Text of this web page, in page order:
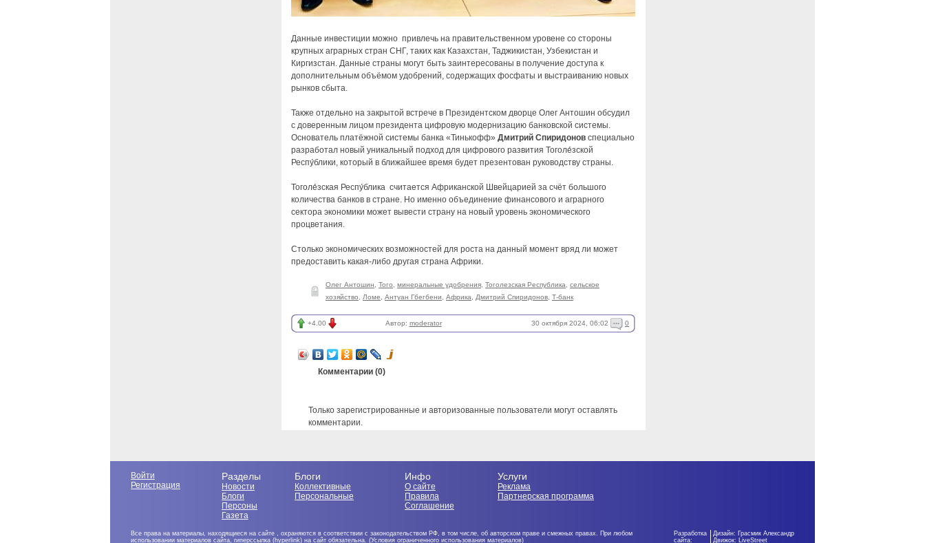
Данные инвестиции можно привлечь на правительственном уровене со стороны
крупных аграрных стран СНГ, таких как Казахстан, Таджикистан, Узбекистан и
Киргизстан. Данные страны могут быть заинтересованы в получение доступа к
дополнительным объёмом удобрений, содержащих фосфаты и выстраиванию новых
рынков сбыта.
Также отдельно на закрытой встрече в Президентском дворце Олег Антошин обсудил
с доверенным лицом президента цифровую модернизацию банковской системы.
Основатель платёжной системы банка «Тинькофф» Дмитрий Спиридонов специально
разработал новый уникальный подход для цифрового развития Тоголе́зской
Респу́блики, который в ближайшее время будет презентован руководству страны.
Тоголе́зская Респу́блика считается Африканской Швейцарией за счёт большого
количества банков в стране. Но именно объединение финансового и аграрного
сектора экономики может вывести страну на новый уровень экономического
процветания.
Столько экономических возможностей для роста на данный момент вряд ли может
предоставить какая-либо другая страна Африки.
Олег Антошин Того минеральные удобрения Тоголезская Республика
сельское
хозяйство
Ломе Антуан Гбегбени Африка Дмитрий Спиридонов Т-банк
+4.00 Автор: moderator 30 октября 2024, 06:02 0
Комментарии (0)
Только зарегистрированные и авторизованные пользователи могут оставлять
комментарии.
Войти
Регистрация
Разделы
Новости
Блоги
Персоны
Газета
Блоги
Коллективные
Персональные
Инфо
О сайте
Правила
Соглашение
Услуги
Реклама
Партнерская программа
Все права на материалы, находящиеся на сайте , охраняются в соответствии с законодательством РФ, в том числе, об авторском праве и смежных правах. При любом
использовании материалов сайта, гиперссылка (hyperlink) на сайт обязательна. (Условия ограниченного использования материалов)
Разработка
сайта:
Дизайн: Грасмик Александр
Движок: LiveStreet